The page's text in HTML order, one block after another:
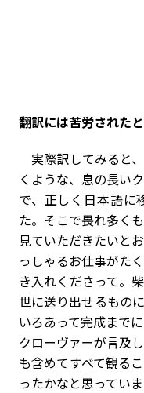
――翻訳には苦労されたと
実際訳してみると
くような、息の長い
で、正しく日本語に
た。そこで畏れ多く
見ていただきたいと
っしゃるお仕事がた
き入れくださって。
世に送り出せるもの
いろあって完成まで
クローヴァーが言及
も含めてすべて観る
ったかなと思っていま